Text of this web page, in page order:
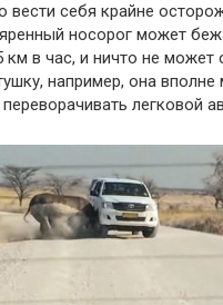
вести себя крайне
носорог может
в час, и ничто не может
например, она вполне
легковой